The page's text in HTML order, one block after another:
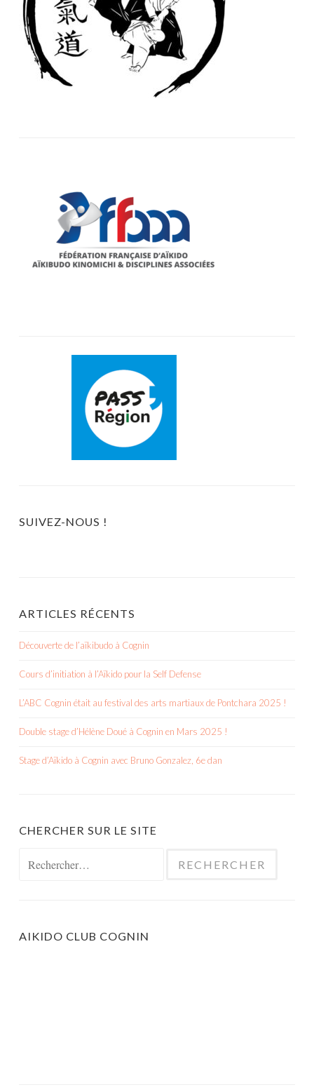
SUIVEZ-NOUS !
ARTICLES RÉCENTS
Découverte de l’aïkibudo à Cognin
Cours d’initiation à l’Aïkido pour la Self Defense
L’ABC Cognin était au festival des arts martiaux de Pontchara 2025 !
Double stage d’Hélène Doué à Cognin en Mars 2025 !
Stage d’Aïkido à Cognin avec Bruno Gonzalez, 6e dan
CHERCHER SUR LE SITE
AIKIDO CLUB COGNIN